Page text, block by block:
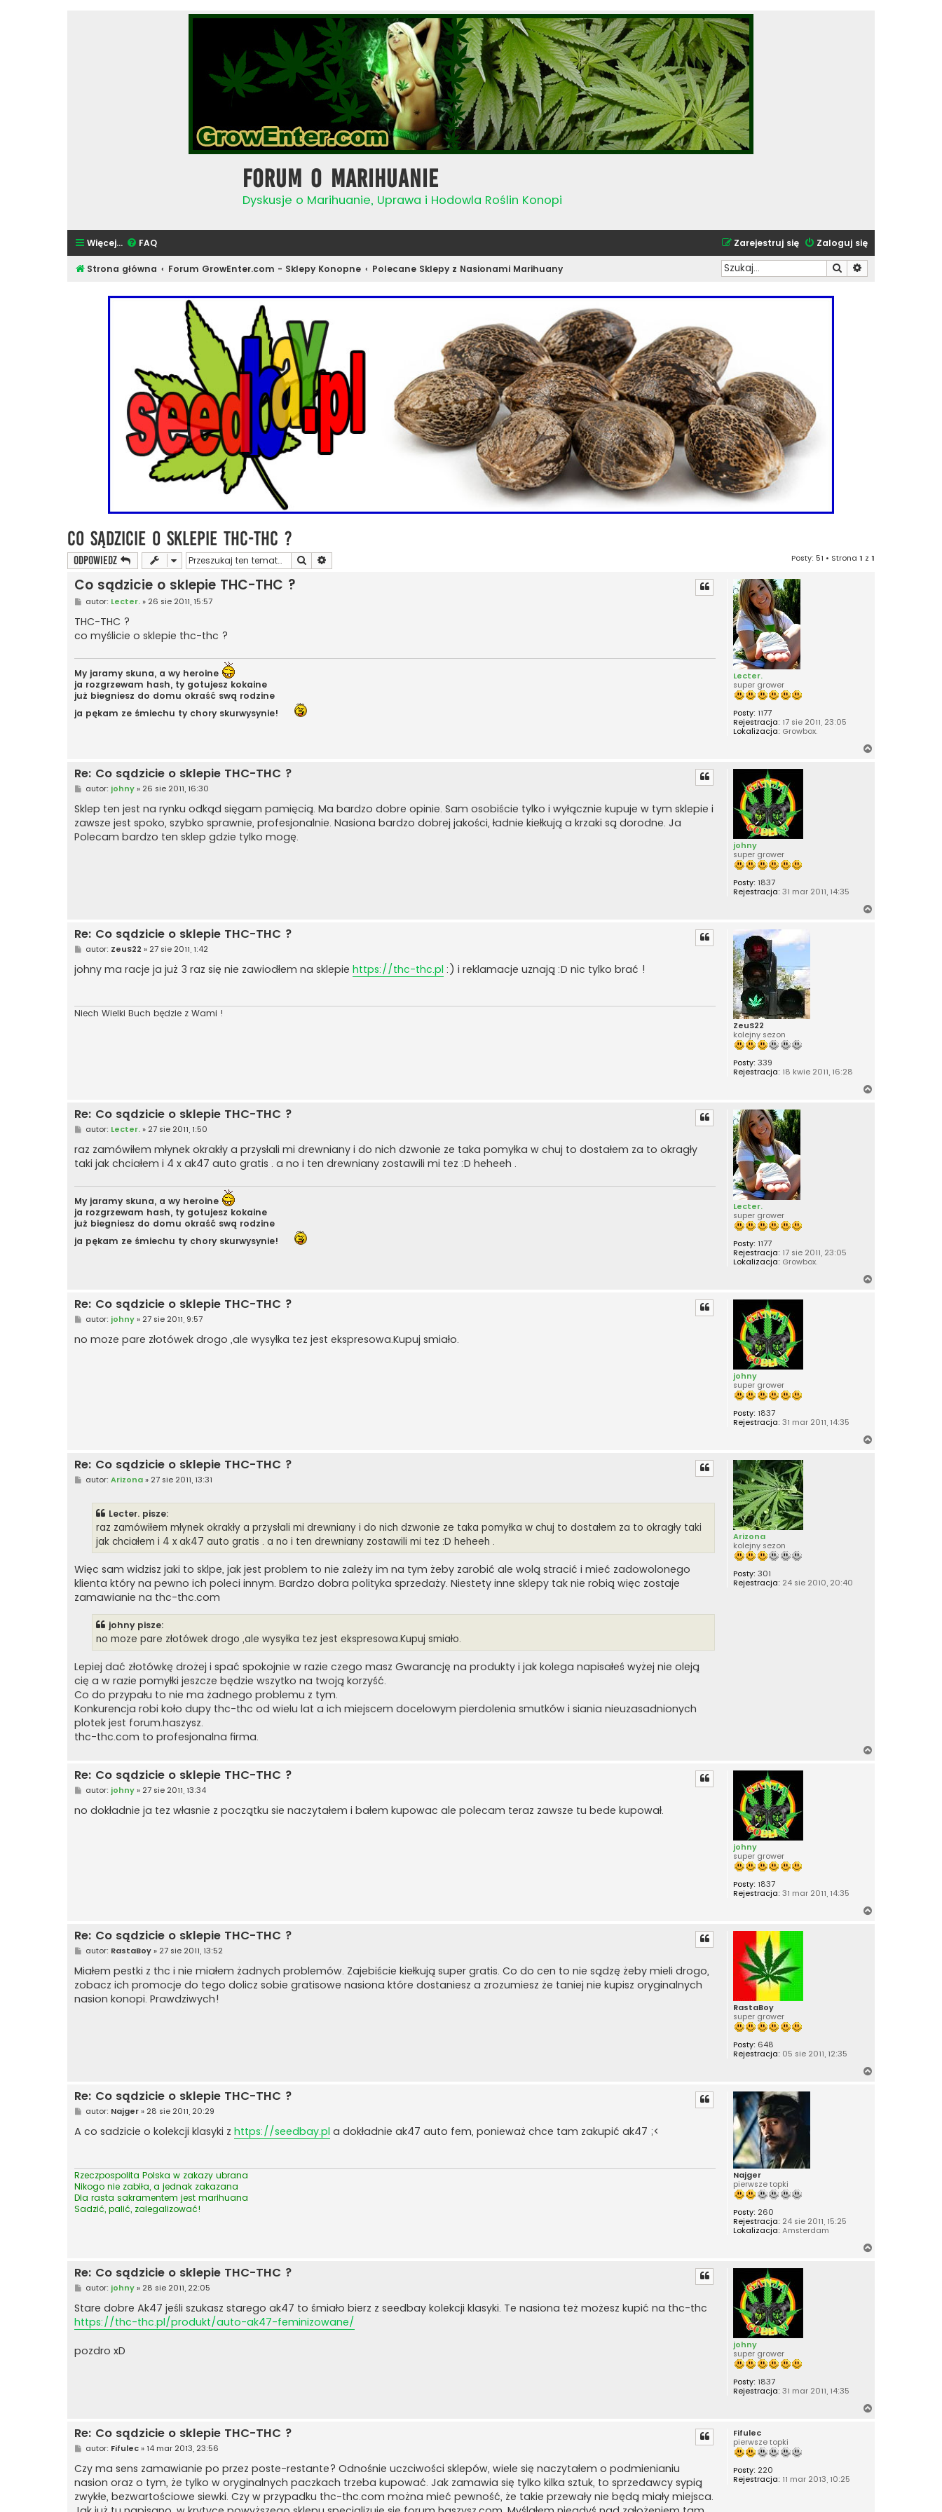
Forum o Marihuanie
Dyskusje o Marihuanie, Uprawa i Hodowla Roślin Konopi
Więcej… FAQ Zaloguj się
Zarejestruj się
Strona główna Forum GrowEnter.com - Sklepy Konopne Polecane Sklepy z Nasionami Marihuany Szukaj
Co sądzicie o sklepie THC-THC ?
ODPOWIEDZ Szukaj Posty: 51 • Strona 1 z 1
Lecter.
super grower
Posty: 1177
Rejestracja: 17 sie 2011, 23:05
Lokalizacja: Growbox.
Co sądzicie o sklepie THC-THC ?
P
s
t
autor: Lecter.» 26 sie 2011, 15:57
THC-THC ?
co myślicie o sklepie thc-thc ?
My jaramy skuna, a wy heroine
ja rozgrzewam hash, ty gotujesz kokaine
już biegniesz do domu okraść swą rodzine
ja pękam ze śmiechu ty chory skurwysynie!
johny
super grower
Posty: 1837
Rejestracja: 31 mar 2011, 14:35
Re: Co sądzicie o sklepie THC-THC ?
P
s
t
autor: johny» 26 sie 2011, 16:30
Sklep ten jest na rynku odkąd sięgam pamięcią. Ma bardzo dobre opinie. Sam osobiście tylko i wyłącznie kupuje w tym sklepie i
zawsze jest spoko, szybko sprawnie, profesjonalnie. Nasiona bardzo dobrej jakości, ładnie kiełkują a krzaki są dorodne. Ja
Polecam bardzo ten sklep gdzie tylko mogę.
ZeuS22
kolejny sezon
Posty: 339
Rejestracja: 18 kwie 2011, 16:28
Re: Co sądzicie o sklepie THC-THC ?
P
s
t
autor: ZeuS22 » 27 sie 2011, 1:42
johny ma racje ja już 3 raz się nie zawiodłem na sklepie https://thc-thc.pl :) i reklamacje uznają :D nic tylko brać !
Niech Wielki Buch będzie z Wami !
Lecter.
super grower
Posty: 1177
Rejestracja: 17 sie 2011, 23:05
Lokalizacja: Growbox.
Re: Co sądzicie o sklepie THC-THC ?
P
s
t
autor: Lecter.» 27 sie 2011, 1:50
raz zamówiłem młynek okrakły a przysłali mi drewniany i do nich dzwonie ze taka pomyłka w chuj to dostałem za to okragły
taki jak chciałem i 4 x ak47 auto gratis . a no i ten drewniany zostawili mi tez :D heheeh .
My jaramy skuna, a wy heroine
ja rozgrzewam hash, ty gotujesz kokaine
już biegniesz do domu okraść swą rodzine
ja pękam ze śmiechu ty chory skurwysynie!
johny
super grower
Posty: 1837
Rejestracja: 31 mar 2011, 14:35
Re: Co sądzicie o sklepie THC-THC ?
P
s
t
autor: johny» 27 sie 2011, 9:57
no moze pare złotówek drogo ,ale wysyłka tez jest ekspresowa.Kupuj smiało.
Arizona
kolejny sezon
Posty: 301
Rejestracja: 24 sie 2010, 20:40
Re: Co sądzicie o sklepie THC-THC ?
Pautor: Arizona» 27 sie 2011, 13:31
Lecter. pisze:
raz zamówiłem młynek okrakły a przysłali mi drewniany i do nich dzwonie ze taka pomyłka w chuj to dostałem za to okragły taki
jak chciałem i 4 x ak47 auto gratis . a no i ten drewniany zostawili mi tez :D heheeh .
Więc sam widzisz jaki to sklpe, jak jest problem to nie zależy im na tym żeby zarobić ale wolą stracić i mieć zadowolonego
klienta który na pewno ich poleci innym. Bardzo dobra polityka sprzedaży. Niestety inne sklepy tak nie robią więc zostaje
zamawianie na thc-thc.com
johny pisze:
no moze pare złotówek drogo ,ale wysyłka tez jest ekspresowa.Kupuj smiało.
Lepiej dać złotówkę drożej i spać spokojnie w razie czego masz Gwarancję na produkty i jak kolega napisałeś wyżej nie oleją
cię a w razie pomyłki jeszcze będzie wszytko na twoją korzyść.
Co do przypału to nie ma żadnego problemu z tym.
Konkurencja robi koło dupy thc-thc od wielu lat a ich miejscem docelowym pierdolenia smutków i siania nieuzasadnionych
plotek jest forum.haszysz.
thc-thc.com to profesjonalna firma.
johny
super grower
Posty: 1837
Rejestracja: 31 mar 2011, 14:35
Re: Co sądzicie o sklepie THC-THC ?
P
s
t
autor: johny» 27 sie 2011, 13:34
no dokładnie ja tez własnie z początku sie naczytałem i bałem kupowac ale polecam teraz zawsze tu bede kupował.
RastaBoy
super grower
Posty: 648
Rejestracja: 05 sie 2011, 12:35
Re: Co sądzicie o sklepie THC-THC ?
P
s
t
autor: RastaBoy» 27 sie 2011, 13:52
Miałem pestki z thc i nie miałem żadnych problemów. Zajebiście kiełkują super gratis. Co do cen to nie sądzę żeby mieli drogo,
zobacz ich promocje do tego dolicz sobie gratisowe nasiona które dostaniesz a zrozumiesz że taniej nie kupisz oryginalnych
nasion konopi. Prawdziwych!
Najger
pierwsze topki
Posty: 260
Rejestracja: 24 sie 2011, 15:25
Lokalizacja: Amsterdam
Re: Co sądzicie o sklepie THC-THC ?
P
s
t
autor: Najger» 28 sie 2011, 20:29
A co sadzicie o kolekcji klasyki z https://seedbay.pl a dokładnie ak47 auto fem, ponieważ chce tam zakupić ak47 ;<
Rzeczpospolita Polska w zakazy ubrana
Nikogo nie zabiła, a jednak zakazana
Dla rasta sakramentem jest marihuana
Sadzić, palić, zalegalizować!
johny
super grower
Posty: 1837
Rejestracja: 31 mar 2011, 14:35
Re: Co sądzicie o sklepie THC-THC ?
P
s
t
autor: johny» 28 sie 2011, 22:05
Stare dobre Ak47 jeśli szukasz starego ak47 to śmiało bierz z seedbay kolekcji klasyki. Te nasiona też możesz kupić na thc-thc
https://thc-thc.pl/produkt/auto-ak47-feminizowane/
pozdro xD
Fifulec
pierwsze topki
Posty: 220
Rejestracja: 11 mar 2013, 10:25
Re: Co sądzicie o sklepie THC-THC ?
P
s
t
autor: Fifulec» 14 mar 2013, 23:56
Czy ma sens zamawianie po przez poste-restante? Odnośnie uczciwości sklepów, wiele się naczytałem o podmienianiu
nasion oraz o tym, że tylko w oryginalnych paczkach trzeba kupować. Jak zamawia się tylko kilka sztuk, to sprzedawcy sypią
zwykłe, bezwartościowe siewki. Czy w przypadku thc-thc.com można mieć pewność, że takie przewały nie będą miały miejsca.